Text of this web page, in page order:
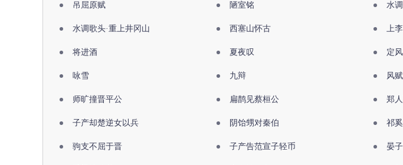
吊屈原赋 陋室铭 水
水调歌头·重上井冈山 西塞山怀古 上
将进酒 夏夜叹 定
咏雪 九辩 风赋
师旷撞晋平公 扁鹊见蔡桓公 郑
子产却楚逆女以兵 阴饴甥对秦伯 祁
驹支不屈于晋 子产告范宣子轻币 晏